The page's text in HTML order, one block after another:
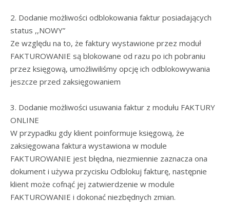
2. Dodanie możliwości odblokowania faktur posiadających
status ,,NOWY”
Ze względu na to, że faktury wystawione przez moduł
FAKTUROWANIE są blokowane od razu po ich pobraniu
przez księgową, umożliwiliśmy opcję ich odblokowywania
jeszcze przed zaksięgowaniem
3. Dodanie możliwości usuwania faktur z modułu FAKTURY
ONLINE
W przypadku gdy klient poinformuje księgową, że
zaksięgowana faktura wystawiona w module
FAKTUROWANIE jest błędna, niezmiennie zaznacza ona
dokument i używa przycisku Odblokuj fakturę, następnie
klient może cofnąć jej zatwierdzenie w module
FAKTUROWANIE i dokonać niezbędnych zmian.